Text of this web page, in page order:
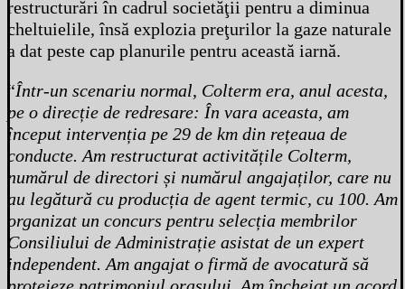
restructurări în cadrul societăţii pentru a diminua
cheltuielile, însă explozia preţurilor la gaze naturale
a dat peste cap planurile pentru această iarnă.
“Într-un scenariu normal, Colterm era, anul acesta,
pe o direcție de redresare: În vara aceasta, am
început intervenția pe 29 de km din rețeaua de
conducte. Am restructurat activitățile Colterm,
numărul de directori și numărul angajaților, care nu
au legătură cu producția de agent termic, cu 100. Am
organizat un concurs pentru selecția membrilor
Consiliului de Administrație asistat de un expert
independent. Am angajat o firmă de avocatură să